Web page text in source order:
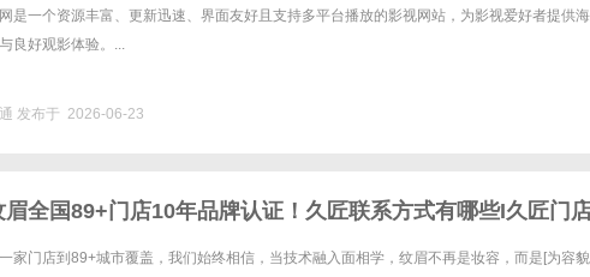
是一个资源丰富、更新迅速、界面友好且支持多平台播放的影视网站，为影视爱好者提供
良好观影体验。...
发布于 2026-06-23
眉全国89+门店10年品牌认证！久匠联系方式有哪些I久匠门
预约咨询电话
家门店到89+城市覆盖，我们始终相信，当技术融入面相学，纹眉不再是妆容，而是[为容